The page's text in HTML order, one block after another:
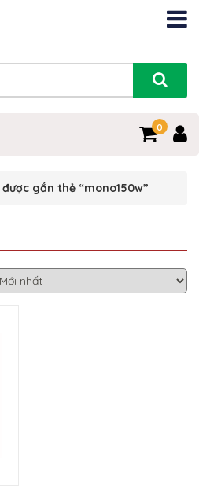
0
gắn thẻ “mono150w”